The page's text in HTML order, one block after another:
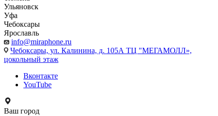
Ульяновск
Уфа
Чебоксары
Ярославль
info@miraphone.ru
Чебоксары, ул. Калинина, д. 105А ТЦ "МЕГАМОЛЛ»,
цокольный этаж
Вконтакте
YouTube
Ваш город